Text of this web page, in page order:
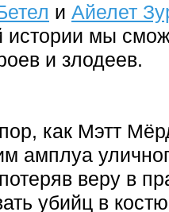
и Айелет
истории мы
и злодеев.
как Мэтт
амплуа
веру в
убийц в